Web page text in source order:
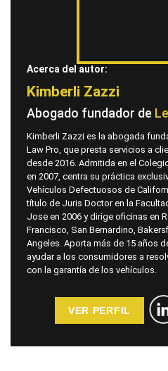
Acerca del autor:
Kimberli Zazzi
Abogado fundador de
Kimberli Zazzi es la abogada
Law Pro, que presta servicios a
desde 2016. Admitida en el
en 2007, centra su práctica
Vehículos Defectuosos de
título de Juris Doctor en la
Jose en 2006 y dirige oficinas en
Francisco, San Bernardino,
Angeles. Aporta más de 15 años
ayudar a los consumidores a
con la garantía de los vehículos.
VER PERFIL